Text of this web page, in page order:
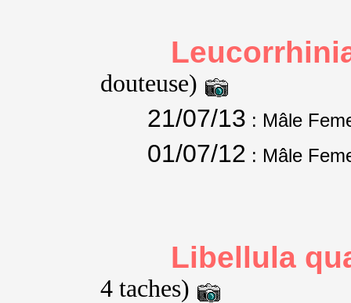
douteuse)
21/07/13 : Mâle
01/07/12 : Mâle
Libellula
4 taches)